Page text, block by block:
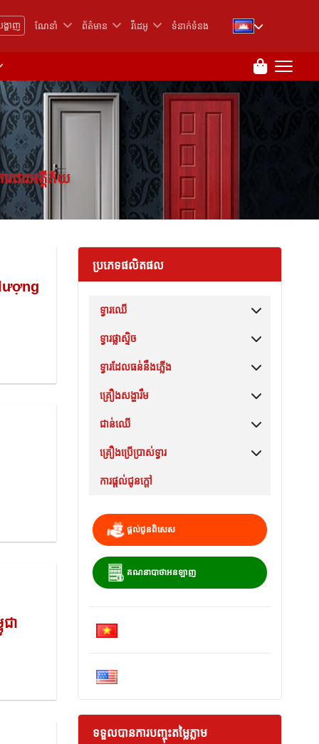
ហាញ ណែនាំ ព័ត៌មាន វីដេអូ ទំនាក់ទំនង
រពារអគ្គីភ័យ
ា
ប្រភេទផលិតផល
ទ្វារឈើ
បន្ទប់គេងទ្វារឈើ
ទ្វារឈើធម្មជាតិ
ទ្វារធ្វើពីឈើ PVC
ទ្វារឈើនៃបន្ទប់សណ្ឋាគារ
ទ្វារឈើទៅបង្គន់
ទ្វារឈើនៃបន្ទប់ទឹក
ទ្វារឈើ HDF VENEER
ទ្វារឈើ MDF LAMINATE
ទ្វារឈើថោក
ទ្វារឈើប្រណីត SAIGONDOOR
ទ្វារផ្លាស្ទិច
ទ្វារផ្លាស្ទិច Y@DOOR
ទ្វារប្លាស្ទិកធ្វើពីឈើ
SAI GON ទ្វារប្លាស្ទិក
ទ្វារ PVC
ទ្វារផ្លាស្ទិចបន្ទប់គេង
ទ្វារផ្លាស្ទិចបន្ទប់ទឹក
ទ្វារផ្លាស្ទិចម៉ាឡេស៊ី
ទ្វារផ្លាស្ទិចកូរ៉េ
ទ្វារផ្លាស្ទិចឈើ
ទ្វារប្លាស្ទិកថោក
ទ្វារដែលធន់នឹងភ្លើង
ទ្វារដែកកូរ៉េ
ជញ្ជាំងធន់នឹងភ្លើង
កញ្ចក់ធន់នឹងភ្លើង
ទ្វារដែកធ្វើពីឈើ
ទ្វារឈើដែលធន់នឹងភ្លើង
គ្រឿងសង្ហារឹម
សន្លឹកផ្ទះបាយ
ធ្នើរឈើ
ការតុបតែងគ្រឿងសង្ហារឹម
ជណ្តើរឈើ
ជាន់ឈើ
ជាន់ឈើឧស្សាហកម្ម
ជាន់ឈើធម្មជាតិ
គ្រឿងប្រើប្រាស់ទ្វារ
ហ៊ីង
ផ្នែកជ្រើសរើសទ្វារ
ប៊ូតុងទ្វារ
ភ្នែករបស់ព្រះ – បំពង់ទ្វារ
ការផ្តល់ជូនក្តៅ
ផ្តល់ជូនពិសេស
គណនាបាថាអនឡាញ
ទទួលបានការបញ្ចុះតម្លៃភ្លាម